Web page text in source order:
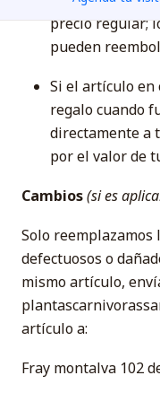
precio regular;
pueden
Si el artículo en
regalo cuando
directamente a
por el valor de
Cambios(si es
Solo
defectuosos o
mismo artículo,
artículo a:
Fray montalva 102